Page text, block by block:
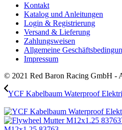
Kontakt
Katalog und Anleitungen
Login & Registrierung
Versand & Lieferung
Zahlungsweisen
Allgemeine
Impressum
© 2021 Red Baron Racing GmbH -
YCF Kabelbaum Waterproof